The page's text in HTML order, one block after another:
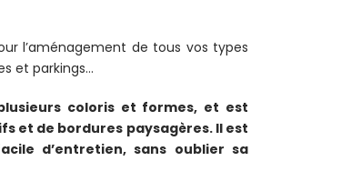
l’aménagement de tous vos types
et parkings…
coloris et formes, et est
et de bordures paysagères. Il est
d’entretien, sans oublier sa